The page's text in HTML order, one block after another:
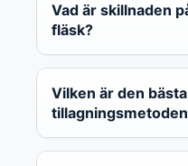
Vad är skillnaden
fläsk?
Vilken är den bästa